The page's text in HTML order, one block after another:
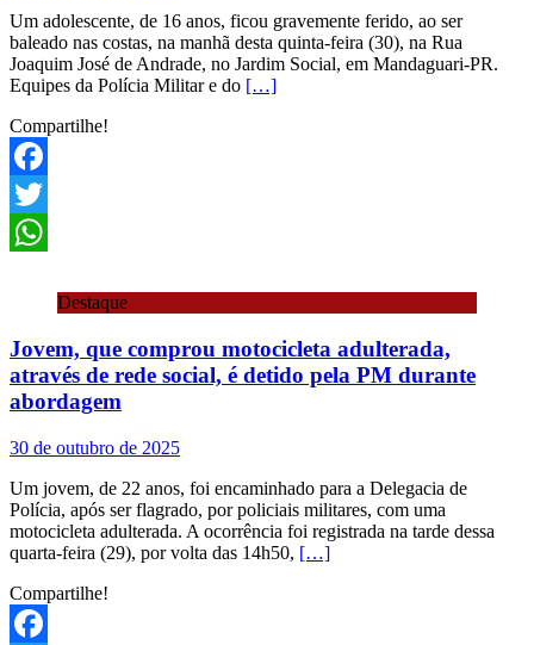
Um adolescente, de 16 anos, ficou gravemente ferido, ao ser
baleado nas costas, na manhã desta quinta-feira (30), na Rua
Joaquim José de Andrade, no Jardim Social, em Mandaguari-PR.
Equipes da Polícia Militar e do […]
Compartilhe!
Facebook
Twitter
Destaque
Jovem, que comprou motocicleta adulterada,
através de rede social, é detido pela PM durante
abordagem
30 de outubro de 2025
Um jovem, de 22 anos, foi encaminhado para a Delegacia de
Polícia, após ser flagrado, por policiais militares, com uma
motocicleta adulterada. A ocorrência foi registrada na tarde dessa
quarta-feira (29), por volta das 14h50, […]
Compartilhe!